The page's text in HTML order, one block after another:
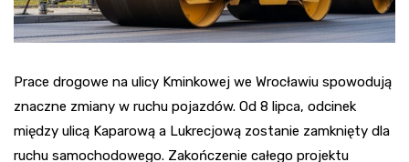
Prace drogowe na ulicy Kminkowej we Wrocławiu spowodują
znaczne zmiany w ruchu pojazdów. Od 8 lipca, odcinek
między ulicą Kaparową a Lukrecjową zostanie zamknięty dla
ruchu samochodowego. Zakończenie całego projektu